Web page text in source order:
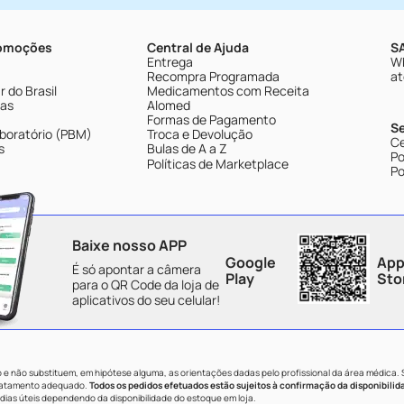
do Brasil
(PBM)
Central de Ajuda
Entrega
Recompra Programada
Medicamentos com Receita
Alomed
Formas de Pagamento
Troca e Devolução
Bulas de A a Z
Políticas de Marketplace
Baixe nosso APP
É só apontar a câmera
para o QR Code da loja de
aplicativos do seu celular!
Google
Play
substituem, em hipótese alguma, as orientações dadas pelo profissional da área médica.
adequado. Todos os pedidos efetuados estão sujeitos à confirmação da
úteis dependendo da disponibilidade do estoque em loja.